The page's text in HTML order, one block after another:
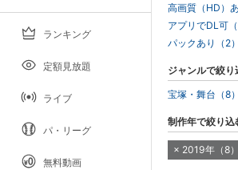
ランキング
定額見放題
ライブ
パ・リーグ
無料動画
高画質（HD）
アプリでDL可（
パックあり（2）
ジャンルで絞り
宝塚・舞台（8）
制作年で絞り込
2019年（8）